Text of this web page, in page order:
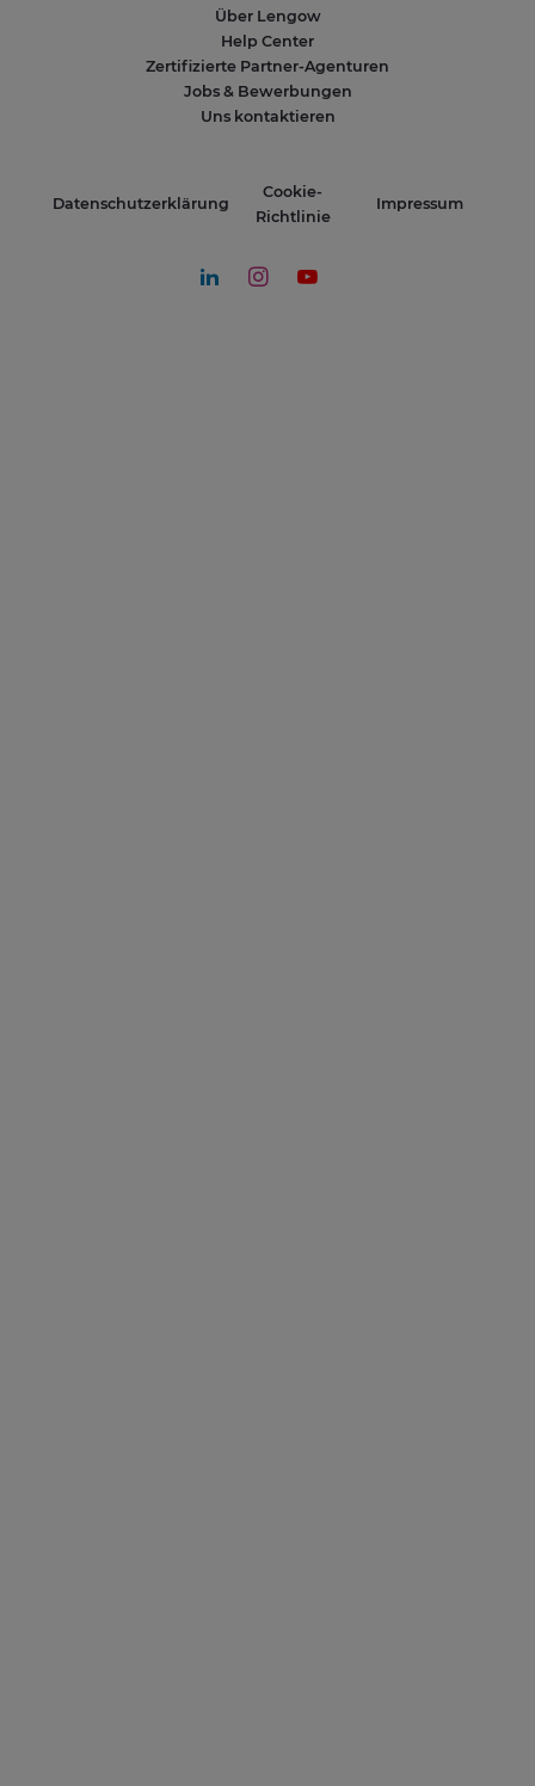
Über Lengow
Help Center
Zertifizierte Partner-Agenturen
Jobs & Bewerbungen
Uns kontaktieren
Datenschutzerklärung
Cookie-
Richtlinie
Impressum